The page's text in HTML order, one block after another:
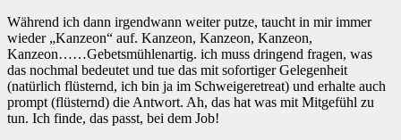
Während ich dann irgendwann weiter putze, taucht in mir immer
wieder „Kanzeon“ auf. Kanzeon, Kanzeon, Kanzeon,
Kanzeon……Gebetsmühlenartig. ich muss dringend fragen, was
das nochmal bedeutet und tue das mit sofortiger Gelegenheit
(natürlich flüsternd, ich bin ja im Schweigeretreat) und erhalte auch
prompt (flüsternd) die Antwort. Ah, das hat was mit Mitgefühl zu
tun. Ich finde, das passt, bei dem Job!